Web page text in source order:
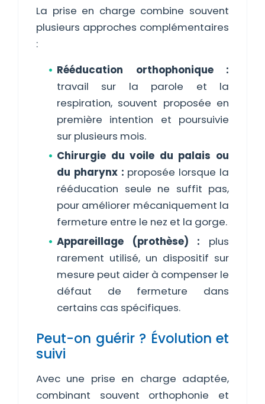
La prise en charge combine souvent
plusieurs approches complémentaires
:
Rééducation orthophonique :
travail sur la parole et la
respiration, souvent proposée en
première intention et poursuivie
sur plusieurs mois.
Chirurgie du voile du palais ou
du pharynx : proposée lorsque la
rééducation seule ne suffit pas,
pour améliorer mécaniquement la
fermeture entre le nez et la gorge.
Appareillage (prothèse) : plus
rarement utilisé, un dispositif sur
mesure peut aider à compenser le
défaut de fermeture dans
certains cas spécifiques.
Peut-on guérir ? Évolution et
suivi
Avec une prise en charge adaptée,
combinant souvent orthophonie et